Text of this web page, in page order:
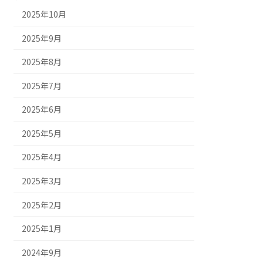
2025年10月
2025年9月
2025年8月
2025年7月
2025年6月
2025年5月
2025年4月
2025年3月
2025年2月
2025年1月
2024年9月